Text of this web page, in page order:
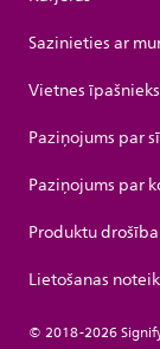
Sazinieties ar
Vietnes īpašnieks
Paziņojums par
Paziņojums par
Produktu drošība
Lietošanas
© 2018-2026